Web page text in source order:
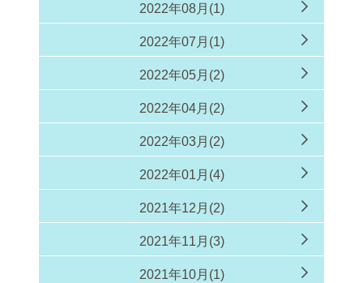
2022年08月(1)
2022年07月(1)
2022年05月(2)
2022年04月(2)
2022年03月(2)
2022年01月(4)
2021年12月(2)
2021年11月(3)
2021年10月(1)